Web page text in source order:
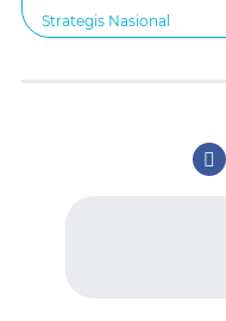
Strategis Nasional